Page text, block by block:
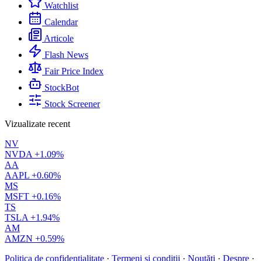
Watchlist
Calendar
Articole
Flash News
Fair Price Index
StockBot
Stock Screener
Vizualizate recent
NV
NVDA +1.09%
AA
AAPL +0.60%
MS
MSFT +0.16%
TS
TSLA +1.94%
AM
AMZN +0.59%
Politica de confidențialitate · Termeni și condiții · Noutăți · Despre ·